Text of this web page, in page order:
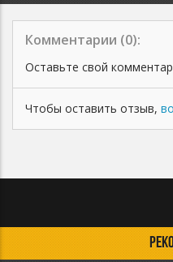
Комментарии (0):
Оставьте свой
Чтобы оставить отзыв,